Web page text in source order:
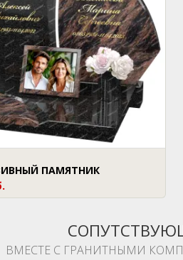
ПАМЯТНИК
ВМЕСТЕ С ГРАНИТНЫМИ